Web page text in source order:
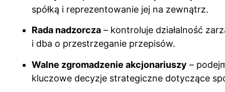
spółką i reprezentowanie jej na zewnątrz.
Rada nadzorcza – kontroluje działalność
i dba o przestrzeganie przepisów.
Walne zgromadzenie akcjonariuszy –
kluczowe decyzje strategiczne dotyczące